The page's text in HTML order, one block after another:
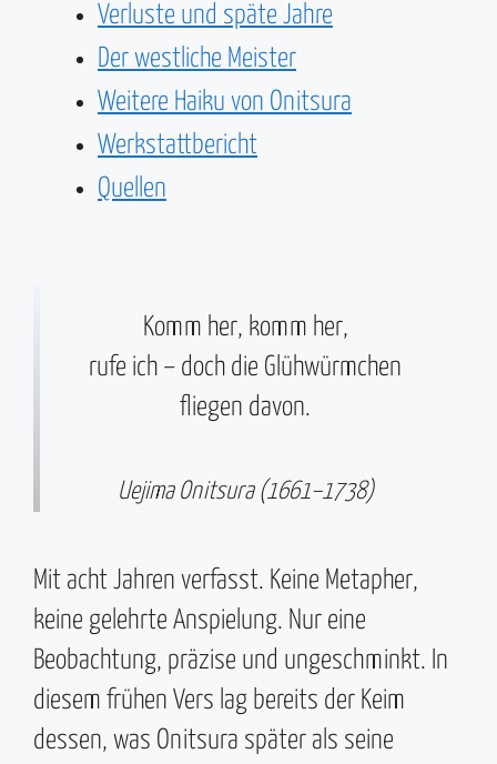
Verluste und späte Jahre
Der westliche Meister
Weitere Haiku von Onitsura
Werkstattbericht
Quellen
Komm her, komm her,
rufe ich – doch die Glühwürmchen
fliegen davon.
Uejima Onitsura (1661–1738)
Mit acht Jahren verfasst. Keine Metapher,
keine gelehrte Anspielung. Nur eine
Beobachtung, präzise und ungeschminkt. In
diesem frühen Vers lag bereits der Keim
dessen, was Onitsura später als seine